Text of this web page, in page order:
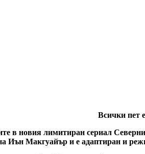
Всички пет
в новия лимитиран сериал
Иън Макгуайър и е адаптиран и